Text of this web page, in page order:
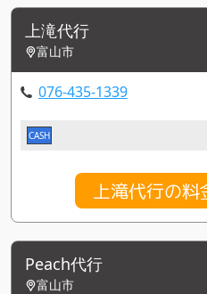
上滝代行
富山市
076-435-1339
CASH
上滝代行の
Peach代行
富山市